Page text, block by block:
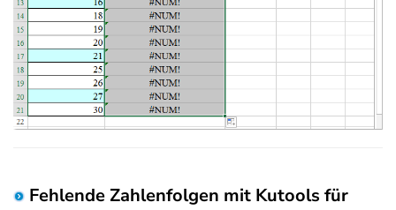
Fehlende Zahlenfolgen mit Kutools für